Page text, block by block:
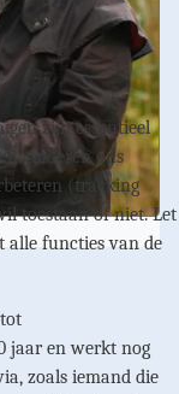
jaar en werkt nog
zoals iemand die
zijn essentieel
anderen ons
(tracking
toestaan of niet. Let
alle functies van de